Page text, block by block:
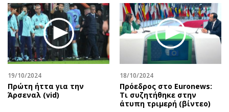
19/10/2024
Πρώτη ήττα για την
Άρσεναλ (vid)
18/10/2024
Πρόεδρος στο Euronews:
Τι συζητήθηκε στην
άτυπη τριμερή (βίντεο)